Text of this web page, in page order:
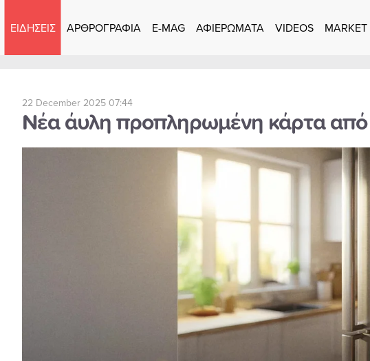
ΕΙΔΗΣΕΙΣ ΑΡΘΡΟΓΡΑΦΙΑ E-MAG ΑΦΙΕΡΩΜΑΤΑ VIDEOS MARKET
22 December 2025 07:44
Νέα άυλη προπληρωμένη κάρτα